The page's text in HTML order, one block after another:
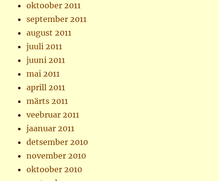
oktoober 2011
september 2011
august 2011
juuli 2011
juuni 2011
mai 2011
aprill 2011
märts 2011
veebruar 2011
jaanuar 2011
detsember 2010
november 2010
oktoober 2010